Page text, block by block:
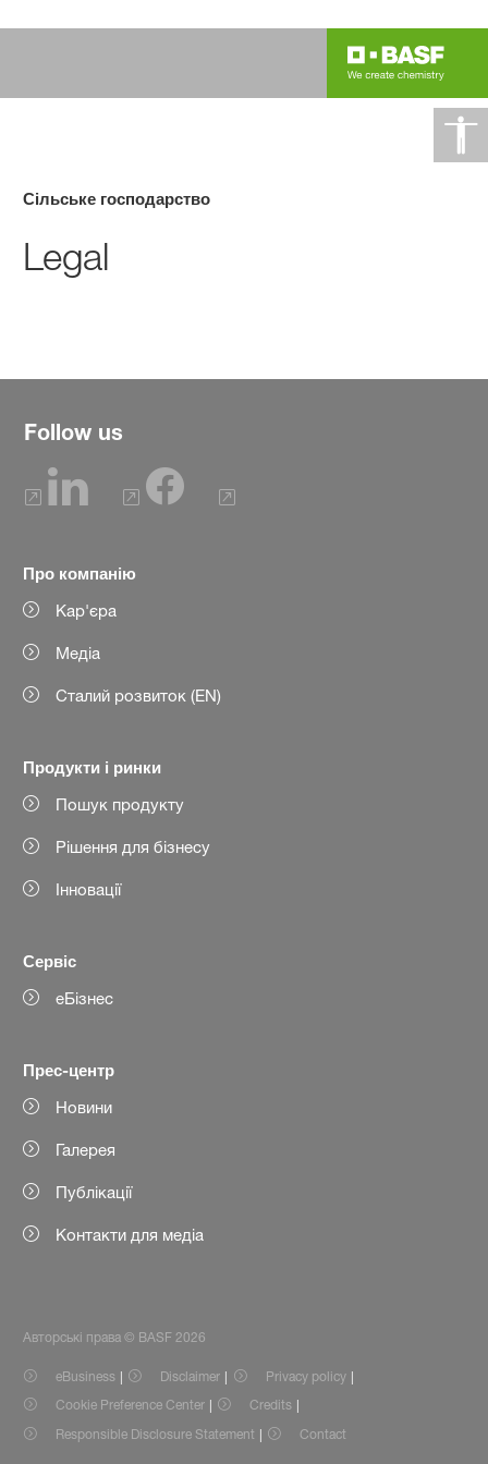
Сільське господарство
Legal
Follow us
Про компанію
Кар'єра
Медіа
Сталий розвиток (EN)
Продукти і ринки
Пошук продукту
Рішення для бізнесу
Інновації
Сервіс
еБізнес
Прес-центр
Новини
Галерея
Публікації
Контакти для медіа
Авторські права © BASF 2026
eBusiness Disclaimer
Privacy policy
Cookie Preference Center
Credits
Responsible Disclosure Statement
Contact